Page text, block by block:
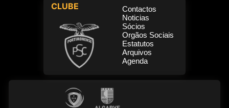
CLUBE
Contactos
Noticias
Sócios
Orgãos Sociais
Estatutos
Arquivos
Agenda